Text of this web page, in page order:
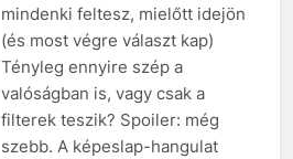
mindenki feltesz, mielőtt idejön
(és most végre választ kap)
Tényleg ennyire szép a
valóságban is, vagy csak a
filterek teszik? Spoiler: még
szebb. A képeslap-hangulat